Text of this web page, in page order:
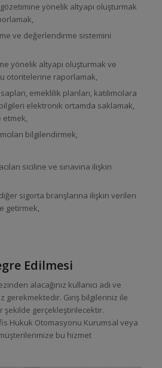
yönelik altyapı oluşturmak
ve değerlendirme sistemini
yönelik altyapı oluşturmak ve
otoritelerine raporlamak,
emeklilik planları, katılımcılara
elektronik ortamda saklamak,
etmek,
bilgilendirmek,
siciline ve sınavına ilişkin
sigorta branşlarına ilişkin verilen
getirmek,
Edilmesi
alacağınız kullanıcı adı ve
gerekmektedir. Giriş bilgileriniz ile
şekilde gerçekleştirilecektir.
Hukuk Otomasyonu Kurumsal veya
bu hizmet